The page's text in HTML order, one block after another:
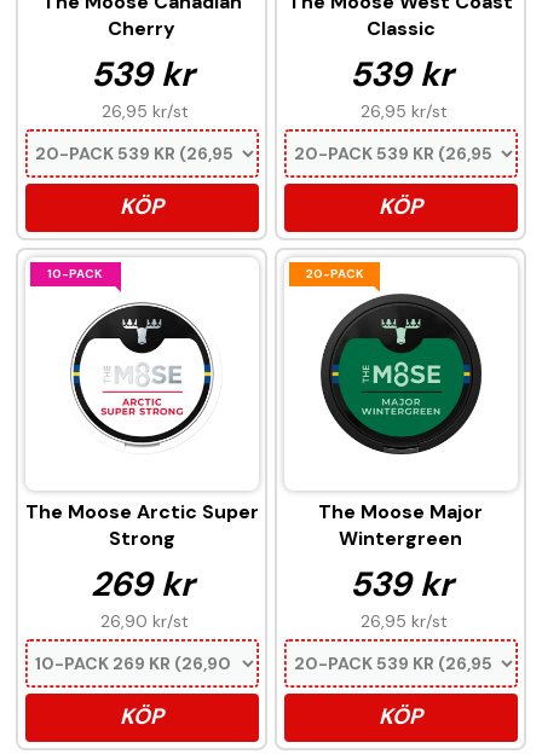
Cherry
539 kr
26,95 kr/st
KÖP
Classic
539 kr
26,95 kr/st
KÖP
10-PACK
The Moose Arctic Super
Strong
269 kr
26,90 kr/st
KÖP
20-PACK
The Moose Major
Wintergreen
539 kr
26,95 kr/st
KÖP